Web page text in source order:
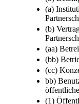
(a)
(b)
(aa)
(bb)
(cc)
bb)
(1)